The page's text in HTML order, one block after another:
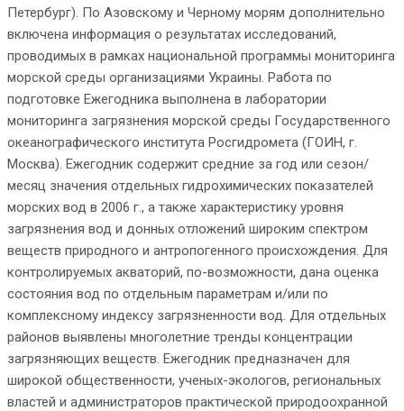
Петербург). По Азовскому и Черному морям дополнительно
включена информация о результатах исследований,
проводимых в рамках национальной программы мониторинга
морской среды организациями Украины. Работа по
подготовке Ежегодника выполнена в лаборатории
мониторинга загрязнения морской среды Государственного
океанографического института Росгидромета (ГОИН, г.
Москва). Ежегодник содержит средние за год или сезон/
месяц значения отдельных гидрохимических показателей
морских вод в 2006 г., а также характеристику уровня
загрязнения вод и донных отложений широким спектром
веществ природного и антропогенного происхождения. Для
контролируемых акваторий, по-возможности, дана оценка
состояния вод по отдельным параметрам и/или по
комплексному индексу загрязненности вод. Для отдельных
районов выявлены многолетние тренды концентрации
загрязняющих веществ. Ежегодник предназначен для
широкой общественности, ученых-экологов, региональных
властей и администраторов практической природоохранной